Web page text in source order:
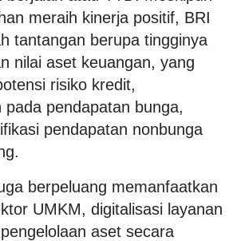
meraih kinerja positif, BRI
tantangan berupa tingginya
nilai aset keuangan, yang
risiko kredit,
pendapatan bunga,
pendapatan nonbunga
berpeluang memanfaatkan
UMKM, digitalisasi layanan
aset secara